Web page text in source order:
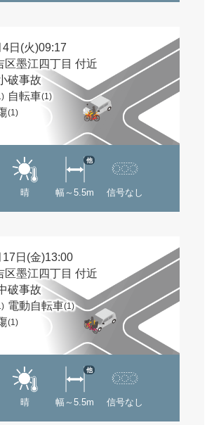
日(火)09:17
区墨江四丁目 付近
破事故
自転車(1)
(1)
晴 幅～5.5m
他
信号なし
日(金)13:00
区墨江四丁目 付近
破事故
電動自転車(1)
(1)
晴 幅～5.5m
他
信号なし